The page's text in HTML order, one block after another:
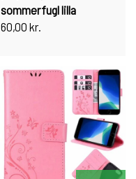
sommerfugl lilla
60,00 kr.